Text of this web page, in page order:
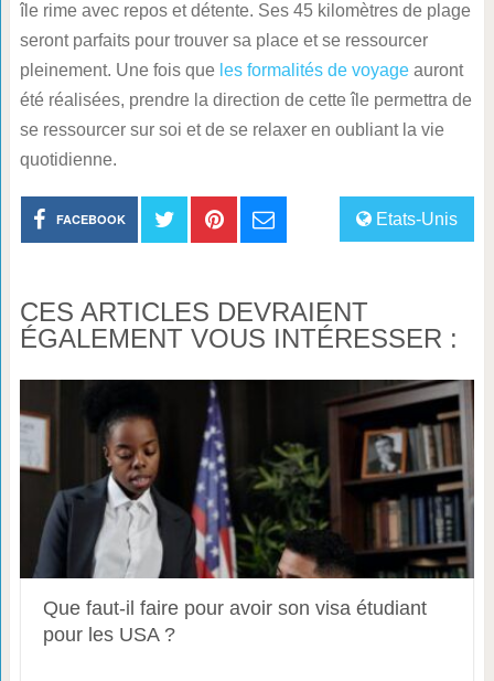
île rime avec repos et détente. Ses 45 kilomètres de plage
seront parfaits pour trouver sa place et se ressourcer
pleinement. Une fois que les formalités de voyageauront
été réalisées, prendre la direction de cette île permettra de
se ressourcer sur soi et de se relaxer en oubliant la vie
quotidienne.
Etats-Unis
FACEBOOK
CES ARTICLES DEVRAIENT
ÉGALEMENT VOUS INTÉRESSER :
Que faut-il faire pour avoir son visa étudiant
pour les USA ?